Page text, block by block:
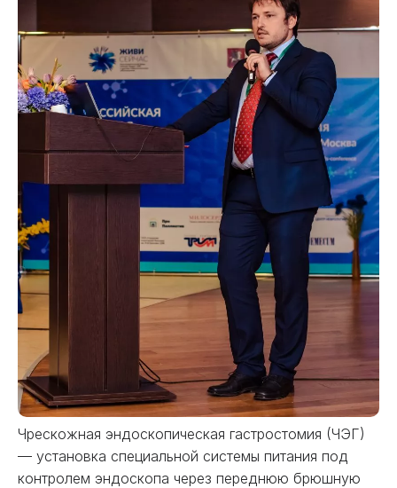
Чрескожная эндоскопическая гастростомия (ЧЭГ)
— установка специальной системы питания под
контролем эндоскопа через переднюю брюшную